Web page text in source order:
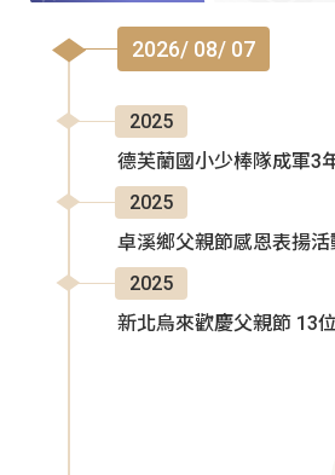
2026/ 08/ 07
2025
德芙蘭國小少棒隊成軍3
2025
卓溪鄉父親節感恩表揚
2025
新北烏來歡慶父親節 13